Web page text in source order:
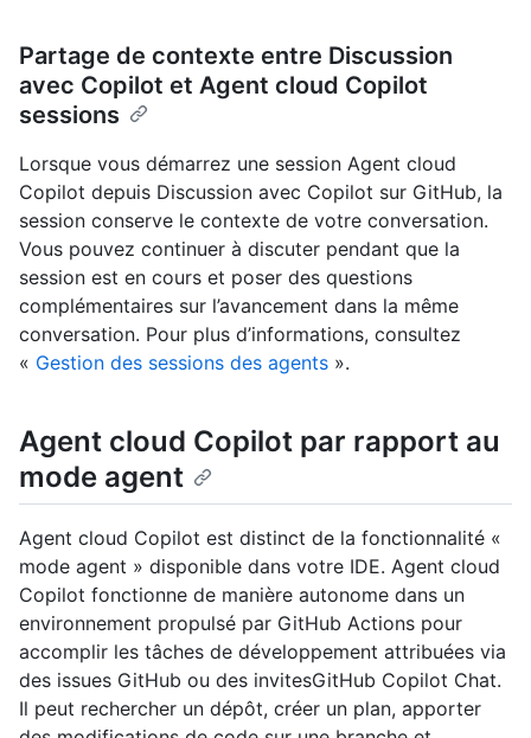
Partage de contexte entre Discussion
avec Copilot et Agent cloud Copilot
sessions
Lorsque vous démarrez une session Agent cloud
Copilot depuis Discussion avec Copilot sur GitHub, la
session conserve le contexte de votre conversation.
Vous pouvez continuer à discuter pendant que la
session est en cours et poser des questions
complémentaires sur l’avancement dans la même
conversation. Pour plus d’informations, consultez
« Gestion des sessions des agents ».
Agent cloud Copilot par rapport au
mode agent
Agent cloud Copilot est distinct de la fonctionnalité «
mode agent » disponible dans votre IDE. Agent cloud
Copilot fonctionne de manière autonome dans un
environnement propulsé par GitHub Actions pour
accomplir les tâches de développement attribuées via
des issues GitHub ou des invitesGitHub Copilot Chat.
Il peut rechercher un dépôt, créer un plan, apporter